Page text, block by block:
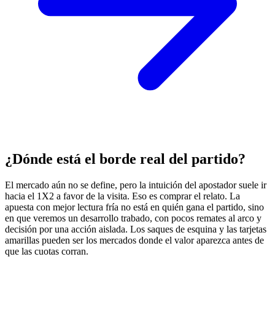
¿Dónde está el borde real del partido?
El mercado aún no se define, pero la intuición del apostador suele ir
hacia el 1X2 a favor de la visita. Eso es comprar el relato. La
apuesta con mejor lectura fría no está en quién gana el partido, sino
en que veremos un desarrollo trabado, con pocos remates al arco y
decisión por una acción aislada. Los saques de esquina y las tarjetas
amarillas pueden ser los mercados donde el valor aparezca antes de
que las cuotas corran.